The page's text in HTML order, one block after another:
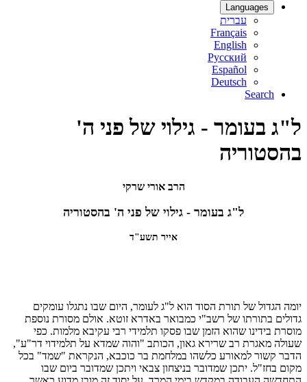
Languages
עברית
Français
English
Русский
Español
Deutsch
Search
ל"ג בעומר - גילוי של פני ה'
בהסטוריה
הרב אורי שרקי
ל"ג בעומר - גילוי של פני ה' בהסטוריה
אייר תשע"ד
יומה הגדול של תורת הסוד הוא ל"ג לעומר, היום שבו נתגלו עומקים
גדולים בתורתו של רשב"י כמבואר באדרא זוטא. אולם מסורת נוספת
מוסרת בידינו שהוא הזמן שבו פסקו תלמידי רבי עקיבא מלמות. כפי
שעולה מאגרת רב שרירא גאון, הכותב "והוה שמדא על תלמידוי דר"ע",
הדבר קשור למאורע כלשהו במלחמת בר כוכבא, הנקראת "שמד" בכל
מקום בחז"ל. יתכן שמדובר בניצחון צבאי ויתכן שמדובר ביום שבו